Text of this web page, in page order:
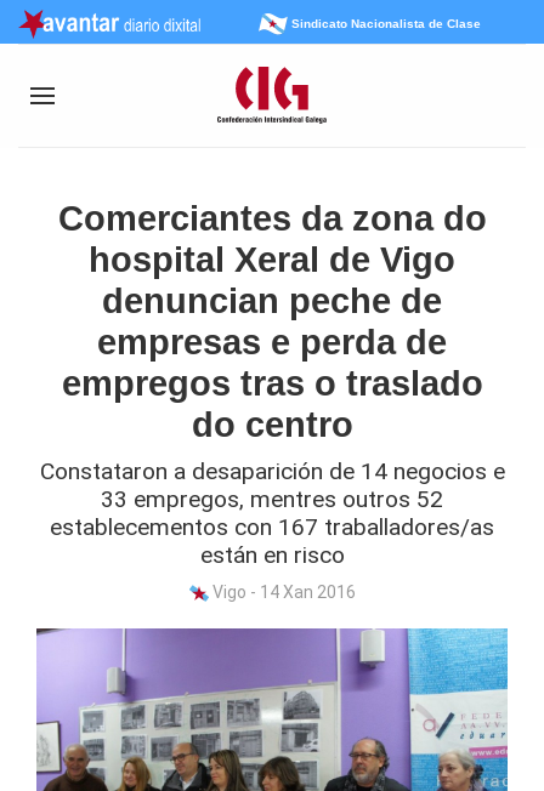
Sindicato Nacionalista de Clase
Comerciantes da zona do
hospital Xeral de Vigo
denuncian peche de
empresas e perda de
empregos tras o traslado
do centro
Constataron a desaparición de 14 negocios e
33 empregos, mentres outros 52
establecementos con 167 traballadores/as
están en risco
Vigo - 14 Xan 2016